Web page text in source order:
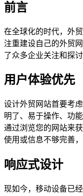
前言
在全球化的时代，外
注重建设自己的外贸
了众多企业关注和探讨
用户体验优先
设计外贸网站首要考
明了、易于操作、功
通过浏览您的网站来
使用或信息不够完善
响应式设计
现如今，移动设备已